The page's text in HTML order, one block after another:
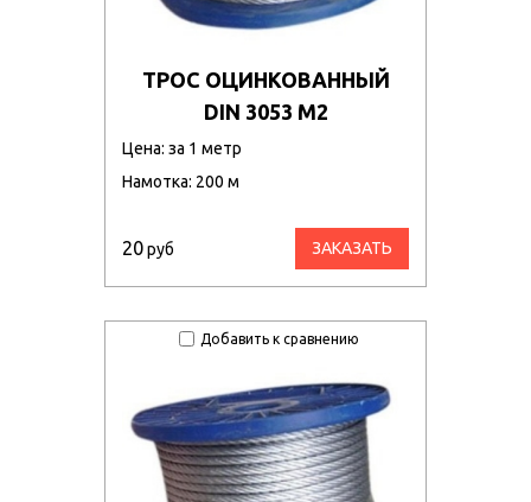
ТРОС ОЦИНКОВАННЫЙ
DIN 3053 М2
Цена: за 1 метр
Намотка: 200 м
20руб ЗАКАЗАТЬ
Добавить к сравнению